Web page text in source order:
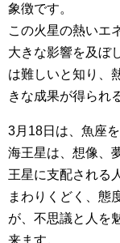
象徴です。
この火星の熱いエ
大きな影響を及ぼ
は難しいと知り、
きな成果が得られ
3月18日は、魚座
海王星は、想像、
王星に支配される
まわりくどく、態
が、不思議と人を
来ます。